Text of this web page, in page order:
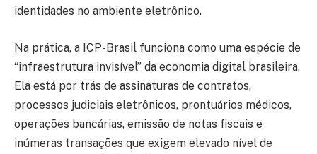
identidades no ambiente eletrônico.
Na prática, a ICP-Brasil funciona como uma espécie de
“infraestrutura invisível” da economia digital brasileira.
Ela está por trás de assinaturas de contratos,
processos judiciais eletrônicos, prontuários médicos,
operações bancárias, emissão de notas fiscais e
inúmeras transações que exigem elevado nível de